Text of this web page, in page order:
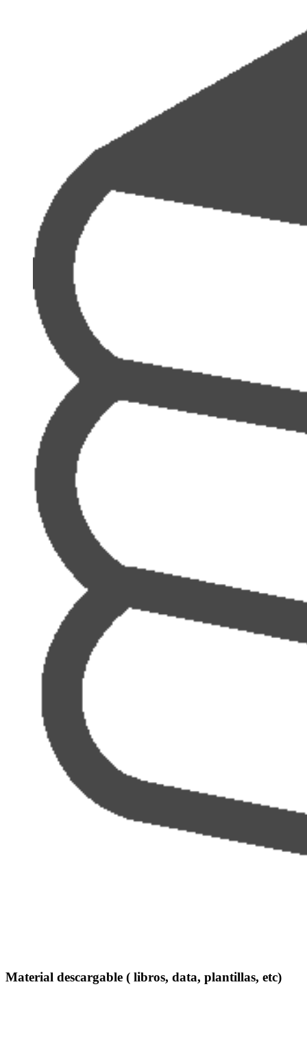
Material descargable ( libros, data, plantillas, etc)